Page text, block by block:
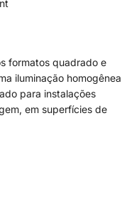
formatos quadrado e
iluminação homogênea
para instalações
em superfícies de